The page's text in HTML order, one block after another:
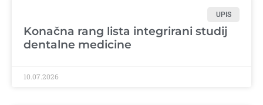
UPIS
Konačna rang lista integrirani studij
dentalne medicine
10.07.2026